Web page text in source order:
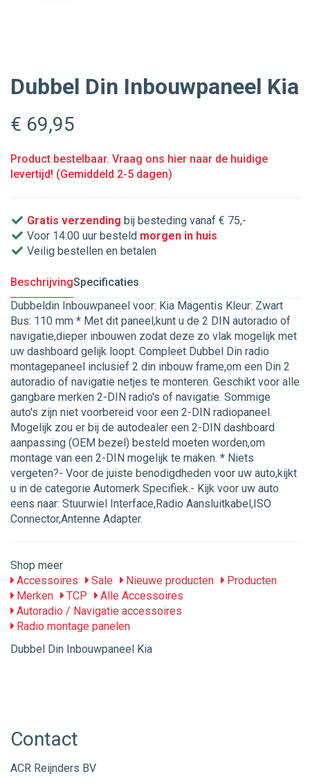
Dubbel Din Inbouwpaneel Kia
€ 69,95
Product bestelbaar. Vraag ons hier naar de huidige
levertijd! (Gemiddeld 2-5 dagen)
Gratis verzending bij besteding vanaf € 75,-
Voor 14:00 uur besteld morgen in huis
Veilig bestellen en betalen
BeschrijvingSpecificaties
Dubbeldin Inbouwpaneel voor: Kia Magentis Kleur: Zwart
Bus: 110 mm * Met dit paneel,kunt u de 2 DIN autoradio of
navigatie,dieper inbouwen zodat deze zo vlak mogelijk met
uw dashboard gelijk loopt. Compleet Dubbel Din radio
montagepaneel inclusief 2 din inbouw frame,om een Din 2
autoradio of navigatie netjes te monteren. Geschikt voor alle
gangbare merken 2-DIN radio's of navigatie. Sommige
auto's zijn niet voorbereid voor een 2-DIN radiopaneel.
Mogelijk zou er bij de autodealer een 2-DIN dashboard
aanpassing (OEM bezel) besteld moeten worden,om
montage van een 2-DIN mogelijk te maken. * Niets
vergeten?- Voor de juiste benodigdheden voor uw auto,kijkt
u in de categorie Automerk Specifiek.- Kijk voor uw auto
eens naar: Stuurwiel Interface,Radio Aansluitkabel,ISO
Connector,Antenne Adapter.
Shop meer
Accessoires
Sale Nieuwe producten
Producten
Merken
TCP
Alle Accessoires
Autoradio / Navigatie accessoires
Radio montage panelen
Dubbel Din Inbouwpaneel Kia
Contact
ACR Reijnders BV